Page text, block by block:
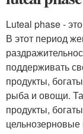
Luteal phase -
В этот период
поддерживать
продукты,
рыба и овощи.
продукты,
цельнозерновые